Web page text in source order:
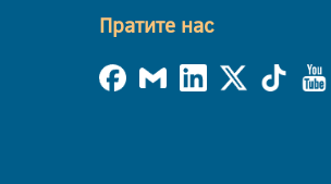
Пратите нас